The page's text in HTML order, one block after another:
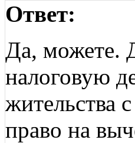
Ответ:
Да, можете.
налоговую
жительства
право на